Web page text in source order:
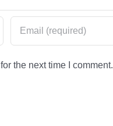
the next time I comment.